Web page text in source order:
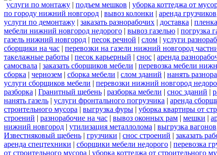
услуги по монтажу | подъем мешков | уборка коттеджа от
по городу нижний новгород | вывоз колонки | аренда грузчиков
услуги по демонтажу | заказать разнорабочих | доставка | пленка
мебели нижний новгород недорого | вывоз газелью | погрузка
газель нижний новгород | песок речной | слом | услуги
сборщики на час | перевозки на газели нижний новгород
такелажные работы | песок карьерный | снос | аренда
самосвала | заказать сборщиков мебели | перевозка мебели
сборка | чернозем | сборка мебели | слом зданий | нанять
услуги сборщиков мебели | перевозки нижний новгород
разборка | Гранитный щебень | разборка мебели | снос зданий |
нанять газель | услуги фронтального погрузчика | аренда
строительного мусора | выгрузка фуры | уборка квартиры от
строений | разнорабочие на час | вывоз оконных рам | мешки |
нижний новгород | утилизация металлолома | выгрузка вагонов
Известняковый щебень | грузчики | снос строений | заказать
аренда спецтехники | сборщики мебели недорого | перевозка
от строительного мусора | уборка коттеджа от строительного